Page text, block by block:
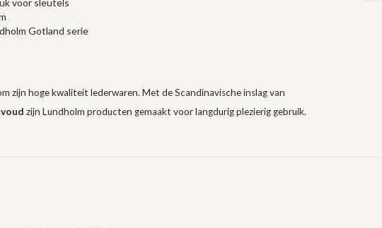
voor sleutels
Gotland serie
zijn hoge kwaliteit lederwaren. Met de Scandinavische inslag van
zijn Lundholm producten gemaakt voor langdurig plezierig gebruik.